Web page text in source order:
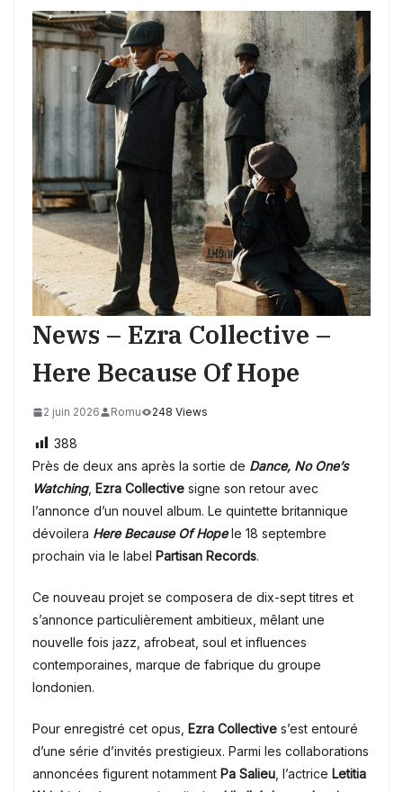
News – Ezra Collective –
Here Because Of Hope
2 juin 2026 Romu 248 Views
388
Près de deux ans après la sortie de Dance, No One’s
Watching, Ezra Collective signe son retour avec
l’annonce d’un nouvel album. Le quintette britannique
dévoilera Here Because Of Hopele 18 septembre
prochain via le label Partisan Records.
Ce nouveau projet se composera de dix-sept titres et
s’annonce particulièrement ambitieux, mêlant une
nouvelle fois jazz, afrobeat, soul et influences
contemporaines, marque de fabrique du groupe
londonien.
Pour enregistré cet opus, Ezra Collective s’est entouré
d’une série d’invités prestigieux. Parmi les collaborations
annoncées figurent notamment Pa Salieu , l’actrice Letitia